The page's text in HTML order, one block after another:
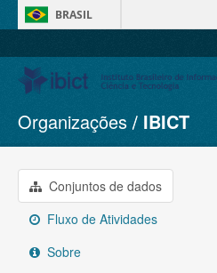
BRASIL
Conjuntos de dados
Organizações
Grupos
Sobre
Organizações IBICT
Conjuntos de dados
Fluxo de Atividades
Sobre